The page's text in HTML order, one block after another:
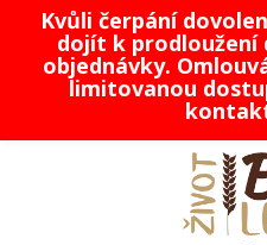
Kvůli čerpání
dojít k prodloužení
objednávky.
limitovanou